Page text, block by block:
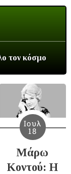
τον κόσμο
Ιουλ
18
Μάρω
Κοντού: Η